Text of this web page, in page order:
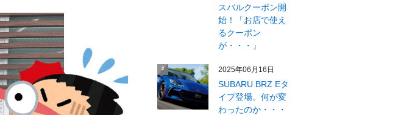
スバルクーポン開
始！「お店で使え
るクーポン
が・・・」
2 2025年06月16日
SUBARU BRZ Eタ
イプ登場。何が変
わったのか・・・